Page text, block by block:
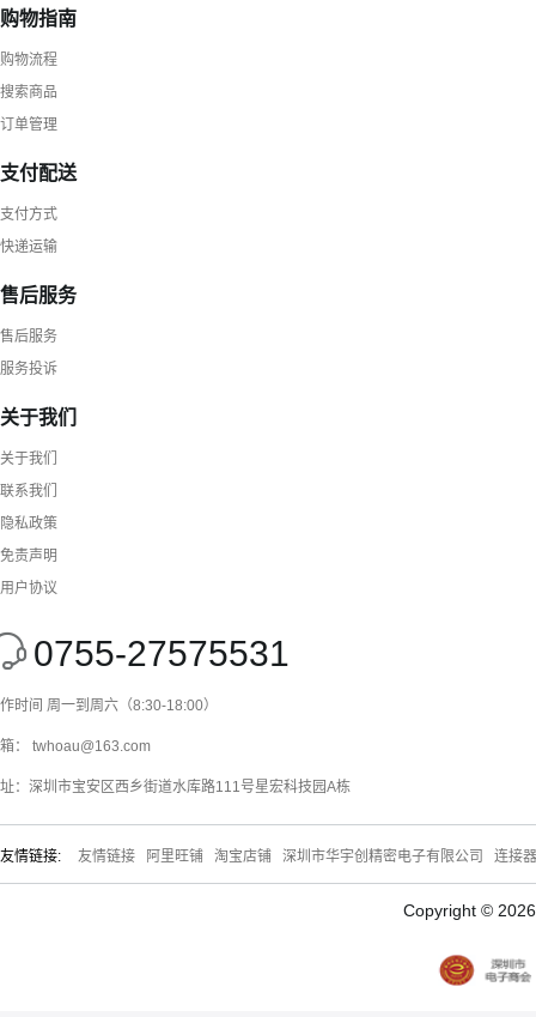
购物指南
购物流程
搜索商品
订单管理
支付配送
支付方式
快递运输
售后服务
售后服务
服务投诉
关于我们
关于我们
联系我们
隐私政策
免责声明
用户协议
0755-27575531
时间 周一到周六（8:30-18:00）
： twhoau@163.com
：深圳市宝安区西乡街道水库路111号星宏科技园A栋
友情链接: 友情链接 阿里旺铺 淘宝店铺 深圳市华宇创精密电子有限公司 连接
Copyright ©